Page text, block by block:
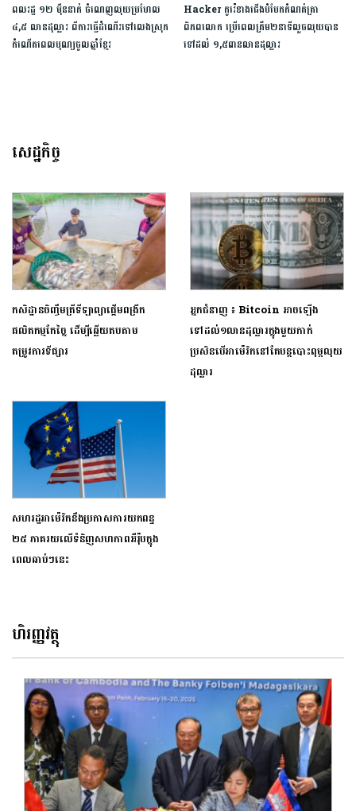
ពលរដ្ឋ ១២ ម៉ឺននាក់ ចំណេញលុយប្រហែល
៤,៥ លានដុល្លារ ពីការធ្វើដំណើរទៅលេងស្រុក
កំណើតពេលបុណ្យចូលឆ្នាំខ្មែរ
Hacker​​ កូរ៉េខាងជើងបំបែកកំណត់ត្រា
ពិភពលោក ប្រើពេលត្រឹម២នាទីលួចលុយបាន
ទៅដល់ ១,៥ពានលានដុល្លារ
សេដ្ឋកិច្ច
កសិដ្ឋានចិញ្ចឹមត្រីទីឡាព្យាផ្តើមពង្រីក
ផលិតកម្មកែច្នៃ ដើម្បីឆ្លើយតបតាម
តម្រូវការទីផ្សារ
អ្នកជំនាញ ៖ Bitcoin អាចឡើង
ទៅដល់១លានដុល្លារក្នុងមួយកាក់
ប្រសិនបើអាម៉េរិកនៅតែបន្តបោះពុម្ពលុយ
ដុល្លារ
សហរដ្ឋអាម៉េរិកនឹងប្រកាសការយកពន្ធ
២៥ ភាគរយលើទំនិញសហភាពអឺរ៉ុបក្នុង
ពេលឆាប់ៗនេះ
ហិរញ្ញវត្ថុ